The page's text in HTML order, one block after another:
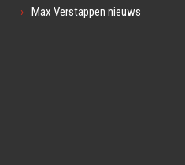
Max Verstappen nieuws